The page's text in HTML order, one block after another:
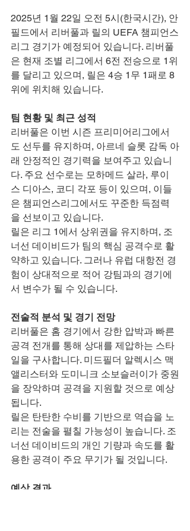
2025년 1월 22일 오전 5시(한국시간), 안
필드에서 리버풀과 릴의 UEFA 챔피언스
리그 경기가 예정되어 있습니다. 리버풀
은 현재 조별 리그에서 6전 전승으로 1위
를 달리고 있으며, 릴은 4승 1무 1패로 8
위에 위치해 있습니다.
팀 현황 및 최근 성적
리버풀은 이번 시즌 프리미어리그에서
도 선두를 유지하며, 아르네 슬롯 감독 아
래 안정적인 경기력을 보여주고 있습니
다. 주요 선수로는 모하메드 살라, 루이
스 디아스, 코디 각포 등이 있으며, 이들
은 챔피언스리그에서도 꾸준한 득점력
을 선보이고 있습니다.
릴은 리그 1에서 상위권을 유지하며, 조
너선 데이비드가 팀의 핵심 공격수로 활
약하고 있습니다. 그러나 유럽 대항전 경
험이 상대적으로 적어 강팀과의 경기에
서 변수가 될 수 있습니다.
전술적 분석 및 경기 전망
리버풀은 홈 경기에서 강한 압박과 빠른
공격 전개를 통해 상대를 제압하는 스타
일을 구사합니다. 미드필더 알렉시스 맥
앨리스터와 도미니크 소보슬러이가 중원
을 장악하며 공격을 지원할 것으로 예상
됩니다.
릴은 탄탄한 수비를 기반으로 역습을 노
리는 전술을 펼칠 가능성이 높습니다. 조
너선 데이비드의 개인 기량과 속도를 활
용한 공격이 주요 무기가 될 것입니다.
예상 결과